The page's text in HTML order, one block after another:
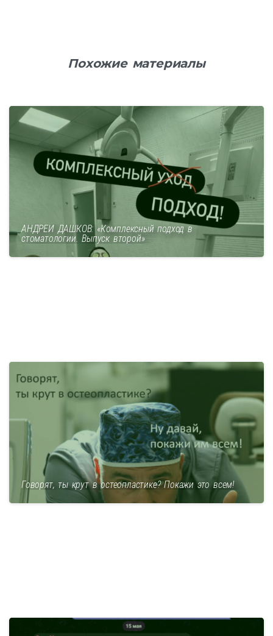
Похожие материалы
АНДРЕЙ ДАШКОВ: «Комплексный подход в
стоматологии. Выпуск второй»
Говорят, ты крут в остеопластике? Покажи это всем!